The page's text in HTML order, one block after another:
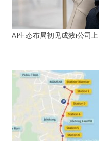
AI生态布局初见成效i公司